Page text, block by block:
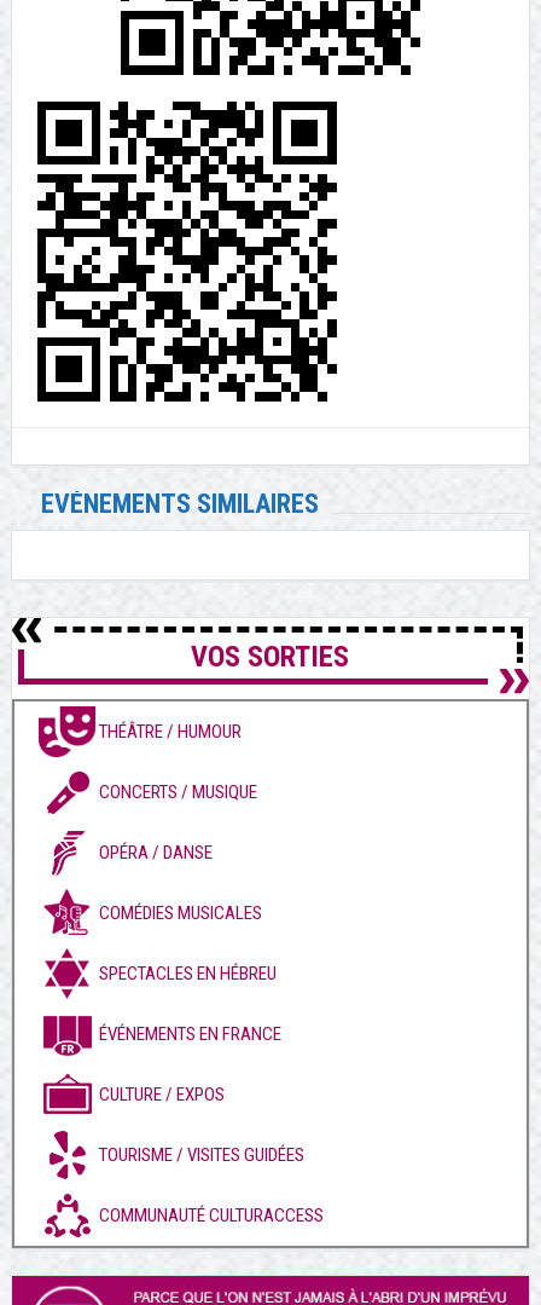
EVÉNEMENTS SIMILAIRES
VOS SORTIES
THÉÂTRE / HUMOUR
CONCERTS / MUSIQUE
OPÉRA / DANSE
COMÉDIES MUSICALES
SPECTACLES EN HÉBREU
ÉVÉNEMENTS EN FRANCE
CULTURE / EXPOS
TOURISME / VISITES GUIDÉES
COMMUNAUTÉ CULTURACCESS